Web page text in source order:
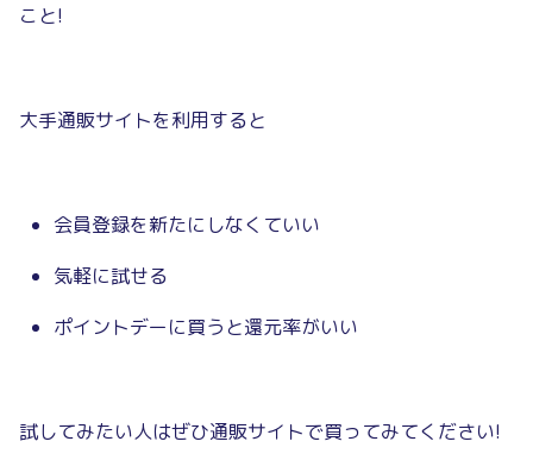
こと!
大手通販サイトを利用すると
会員登録を新たにしなくていい
気軽に試せる
ポイントデーに買うと還元率がいい
試してみたい人はぜひ通販サイトで買ってみてください!